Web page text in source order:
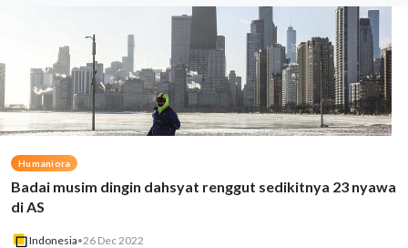
Humaniora
Badai musim dingin dahsyat renggut sedikitnya 23 nyawa
di AS
Indonesia•26 Dec 2022